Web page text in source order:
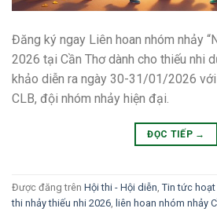
Đăng ký ngay Liên hoan nhóm nhảy
2026 tại Cần Thơ dành cho thiếu nhi
khảo diễn ra ngày 30-31/01/2026
CLB, đội nhóm nhảy hiện đại.
ĐỌC TIẾP →
Được đăng trên Hội thi - Hội diễn, Tin tức
thi nhảy thiếu nhi 2026, liên hoan nhóm nhảy